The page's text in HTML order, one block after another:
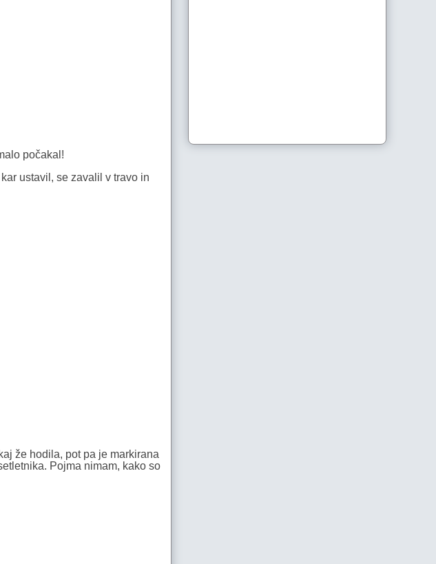
počakal!
ustavil, se zavalil v travo in
že hodila, pot pa je markirana
Pojma nimam, kako so